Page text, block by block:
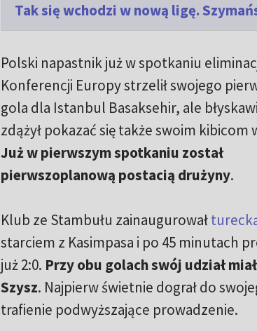
Tak się wchodzi w nową ligę.
Polski napastnik już w spotkaniu
Konferencji Europy strzelił swojego
gola dla Istanbul Basaksehir, ale
zdążył pokazać się także swoim kibicom
Już w pierwszym spotkaniu został
pierwszoplanową postacią drużyny.
Klub ze Stambułu zainaugurował
starciem z Kasimpasa i po 45 minutach
już 2:0. Przy obu golach swój udział
Szysz. Najpierw świetnie dograł do
trafienie podwyższające prowadzenie.